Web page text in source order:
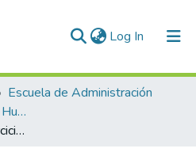
Log In (current)
Escuela de Administración
Maestría en Desarrollo Humano Organizacional (tesis)
Obstáculos para el ejercicio del liderazgo efectivo de gestión humana en organizaciones del sector de marketing y publicidad en empresas de la ciudad de Bogotá